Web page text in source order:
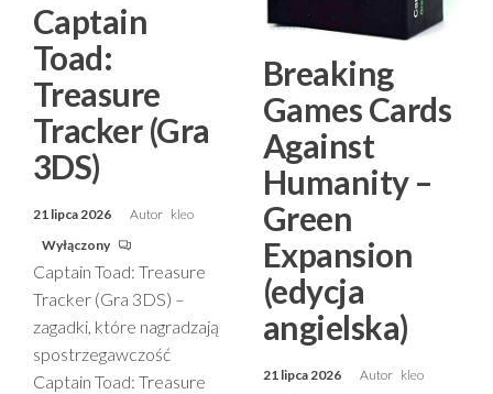
Captain
Toad:
Treasure
Tracker (Gra
3DS)
21 lipca 2026 Autor kleo
Wyłączony
Captain Toad: Treasure
Tracker (Gra 3DS) –
zagadki, które nagradzają
spostrzegawczość
Captain Toad: Treasure
Breaking
Games Cards
Against
Humanity –
Green
Expansion
(edycja
angielska)
21 lipca 2026 Autor kleo